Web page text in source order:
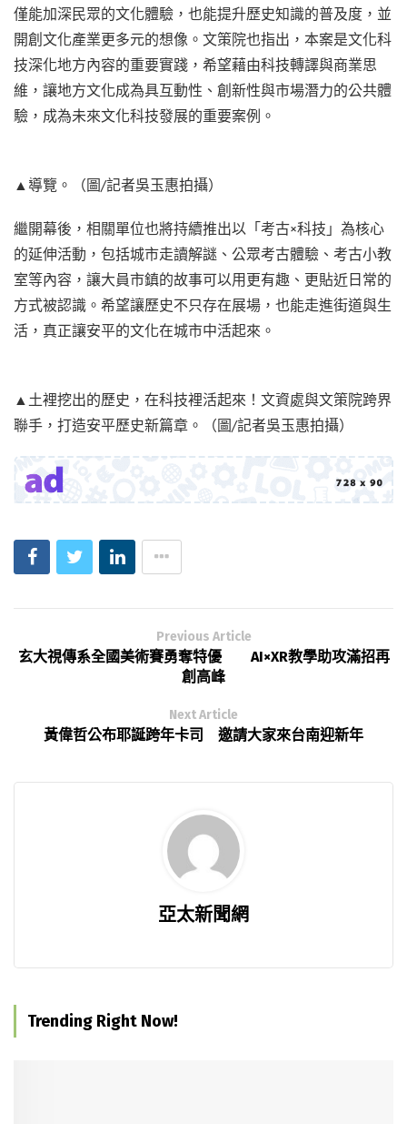
僅能加深民眾的文化體驗，也能提升歷史知識的普及度，並
開創文化產業更多元的想像。文策院也指出，本案是文化科
技深化地方內容的重要實踐，希望藉由科技轉譯與商業思
維，讓地方文化成為具互動性、創新性與市場潛力的公共體
驗，成為未來文化科技發展的重要案例。
▲導覽。（圖/記者吳玉惠拍攝）
繼開幕後，相關單位也將持續推出以「考古×科技」為核心
的延伸活動，包括城市走讀解謎、公眾考古體驗、考古小教
室等內容，讓大員市鎮的故事可以用更有趣、更貼近日常的
方式被認識。希望讓歷史不只存在展場，也能走進街道與生
活，真正讓安平的文化在城市中活起來。
▲土裡挖出的歷史，在科技裡活起來！文資處與文策院跨界
聯手，打造安平歷史新篇章。（圖/記者吳玉惠拍攝）
Previous Article
玄大視傳系全國美術賽勇奪特優 AI×XR教學助攻滿招再
創高峰
Next Article
黃偉哲公布耶誕跨年卡司 邀請大家來台南迎新年
亞太新聞網
Trending Right Now!